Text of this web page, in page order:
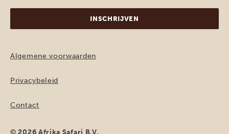
Algemene voorwaarden
Privacybeleid
Contact
© 2026 Afrika Safari B.V.